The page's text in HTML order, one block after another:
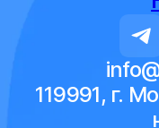
119991, г.